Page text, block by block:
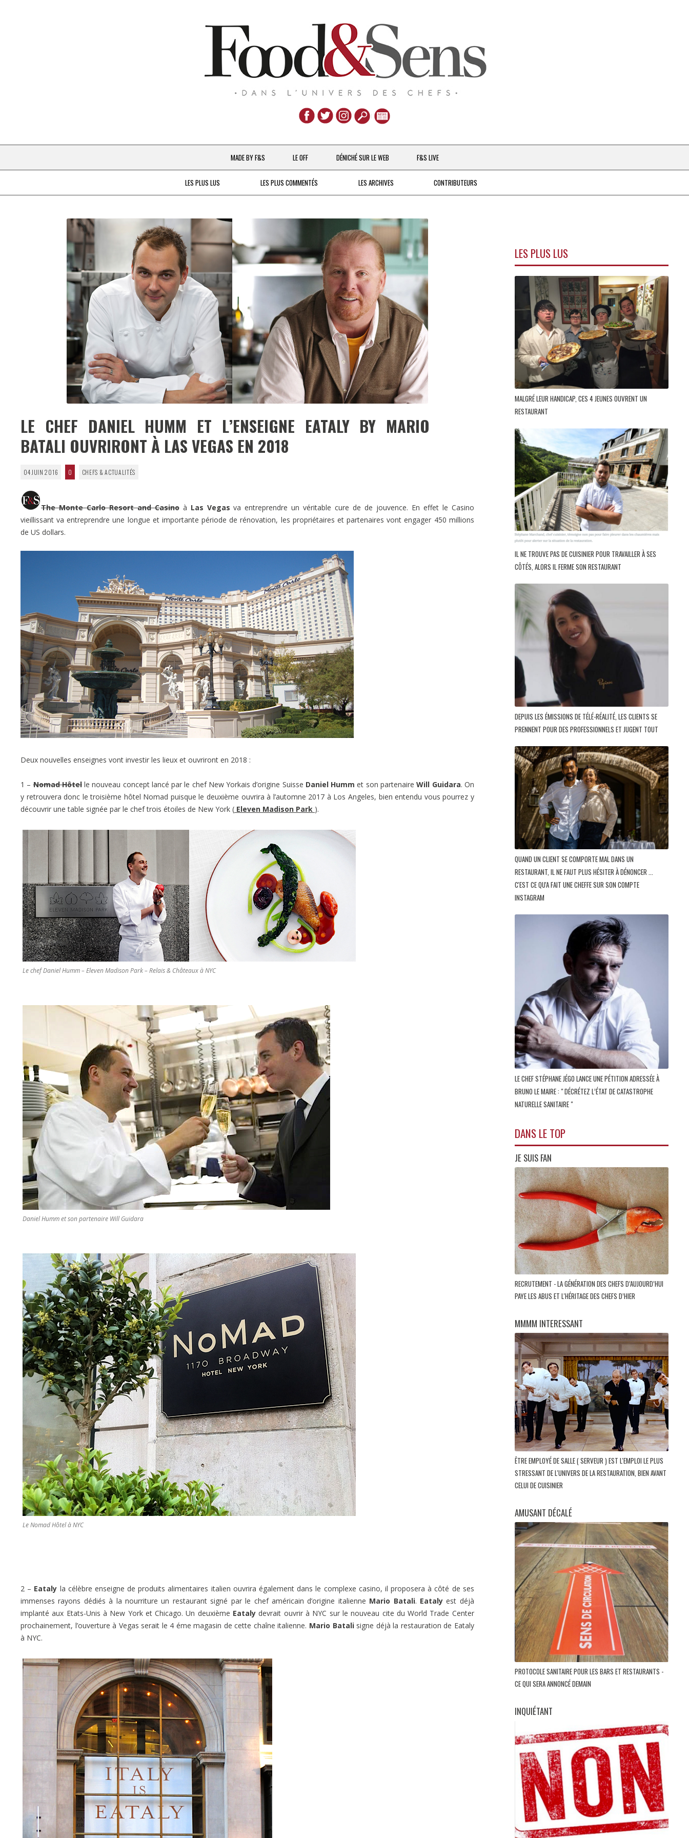
Aller
au
contenu
MADE BY F&S
CHEFS & ACTUALITÉS
DESTIN DE FEMME
V…DE VOYAGE
LE OFF DÉNICHÉ SUR LE WEB F&S LIVE
LES PLUS LUS LES PLUS COMMENTÉS LES ARCHIVES
DEPUIS 2016
CONTRIBUTEURS
LE CHEF DANIEL HUMM ET L’ENSEIGNE EATALY BY MARIO
BATALI OUVRIRONT À LAS VEGAS EN 2018
04 JUIN 2016 0 CHEFS & ACTUALITÉS
The Monte Carlo Resort and Casinoà Las Vegas va entreprendre un véritable cure de de jouvence. En effet le Casino
vieillissant va entreprendre une longue et importante période de rénovation, les propriétaires et partenaires vont engager 450 millions
de US dollars.
Deux nouvelles enseignes vont investir les lieux et ouvriront en 2018 :
1 –Nomad Hôtelle nouveau concept lancé par le chef New Yorkais d’origine Suisse Daniel Humm et son partenaireWill Guidara. On
y retrouvera donc le troisième hôtel Nomad puisque le deuxième ouvrira à l’automne 2017 à Los Angeles, bien entendu vous pourrez y
découvrir une table signée par le chef trois étoiles de New York ( Eleven Madison Park ).
Le chef Daniel Humm – Eleven Madison Park – Relais & Châteaux à NYC
Daniel Humm et son partenaire Will Guidara
Le Nomad Hôtel à NYC
2 – Eataly la célèbre enseigne de produits alimentaires italien ouvrira également dans le complexe casino, il proposera à côté de ses
immenses rayons dédiés à la nourriture un restaurant signé par le chef américain d’origine italienne Mario Batali. Eataly est déjà
implanté aux Etats-Unis à New York et Chicago. Un deuxième Eataly devrait ouvrir à NYC sur le nouveau cite du World Trade Center
prochainement, l’ouverture à Vegas serait le 4 éme magasin de cette chaîne italienne. Mario Batalisigne déjà la restauration de Eataly
à NYC.
LES PLUS LUS
MALGRÉ LEUR HANDICAP, CES 4 JEUNES OUVRENT UN
RESTAURANT
IL NE TROUVE PAS DE CUISINIER POUR TRAVAILLER À SES
CÔTÉS, ALORS IL FERME SON RESTAURANT
DEPUIS LES ÉMISSIONS DE TÉLÉ-RÉALITÉ, LES CLIENTS SE
PRENNENT POUR DES PROFESSIONNELS ET JUGENT TOUT
QUAND UN CLIENT SE COMPORTE MAL DANS UN
RESTAURANT, IL NE FAUT PLUS HÉSITER À DÉNONCER ...
C'EST CE QU'A FAIT UNE CHEFFE SUR SON COMPTE
INSTAGRAM
LE CHEF STÉPHANE JÉGO LANCE UNE PÉTITION ADRESSÉE À
BRUNO LE MAIRE : " DÉCRÉTEZ L’ÉTAT DE CATASTROPHE
NATURELLE SANITAIRE "
DANS LE TOP
JE SUIS FAN
RECRUTEMENT - LA GÉNÉRATION DES CHEFS D’AUJOURD’HUI
PAYE LES ABUS ET L'HÉRITAGE DES CHEFS D’HIER
MMMM INTERESSANT
ÊTRE EMPLOYÉ DE SALLE ( SERVEUR ) EST L'EMPLOI LE PLUS
STRESSANT DE L'UNIVERS DE LA RESTAURATION, BIEN AVANT
CELUI DE CUISINIER
AMUSANT DÉCALÉ
PROTOCOLE SANITAIRE POUR LES BARS ET RESTAURANTS -
CE QUI SERA ANNONCÉ DEMAIN
INQUIÉTANT